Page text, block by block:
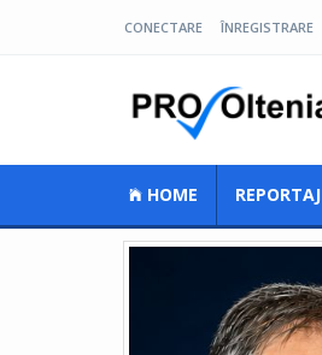
CONECTARE ÎNREGISTRARE
HOME REPORTAJ